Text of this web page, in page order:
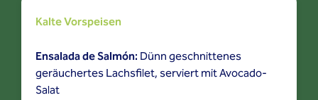
Kalte Vorspeisen
Ensalada de Salmón: Dünn geschnittenes
geräuchertes Lachsfilet, serviert mit Avocado-
Salat